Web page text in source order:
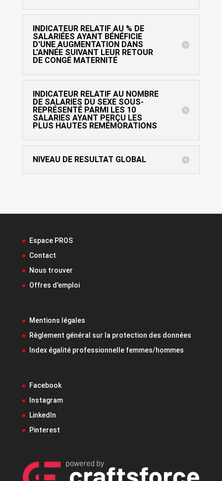
INDICATEUR RELATIF AU % DE
SALARIÉES AYANT BÉNÉFICIE
D'UNE AUGMENTATION DANS
L’ANNÉE SUIVANT LEUR RETOUR
DE CONGÉ MATERNITÉ
INDICATEUR RELATIF AU NOMBRE
DE SALARIES DU SEXE SOUS-
REPRÉSENTÉ PARMI LES 10
SALARIES AYANT PERÇU LES
PLUS HAUTES REMÉMORATIONS
NIVEAU DE RESULTAT GLOBAL
Espace PROS
Contact
Nous trouver
Offres d’emploi
Mentions légales
Règlement général sur la protection des données
Index égalité professionnelle femmes/hommes
Facebook
Instagram
LinkedIn
Pinterest